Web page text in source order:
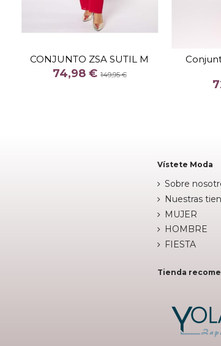
CONJUNTO ZSA SUTIL M
74,98 € 149,95 €
COLOR
Vístete Moda
Sobre
Nuestras
MUJER
HOMBRE
FIESTA
Tienda